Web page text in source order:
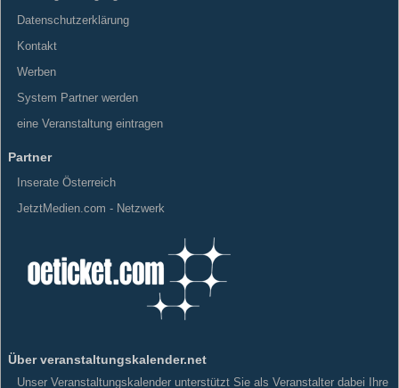
Datenschutzerklärung
Kontakt
Werben
System Partner werden
eine Veranstaltung eintragen
Partner
Inserate Österreich
JetztMedien.com - Netzwerk
Über veranstaltungskalender.net
Unser Veranstaltungskalender unterstützt Sie als Veranstalter dabei Ihre